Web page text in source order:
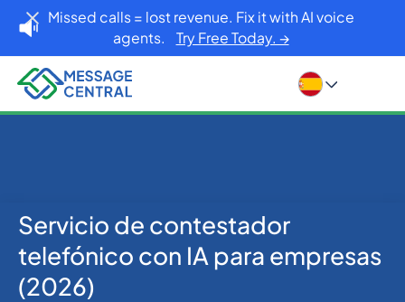
Missed calls = lost revenue. Fix it with AI voice
agents. Try Free Today. →
Inicio Blog
Others
empresas (2026)
Servicio de contestador
telefónico con IA para empresas
(2026)